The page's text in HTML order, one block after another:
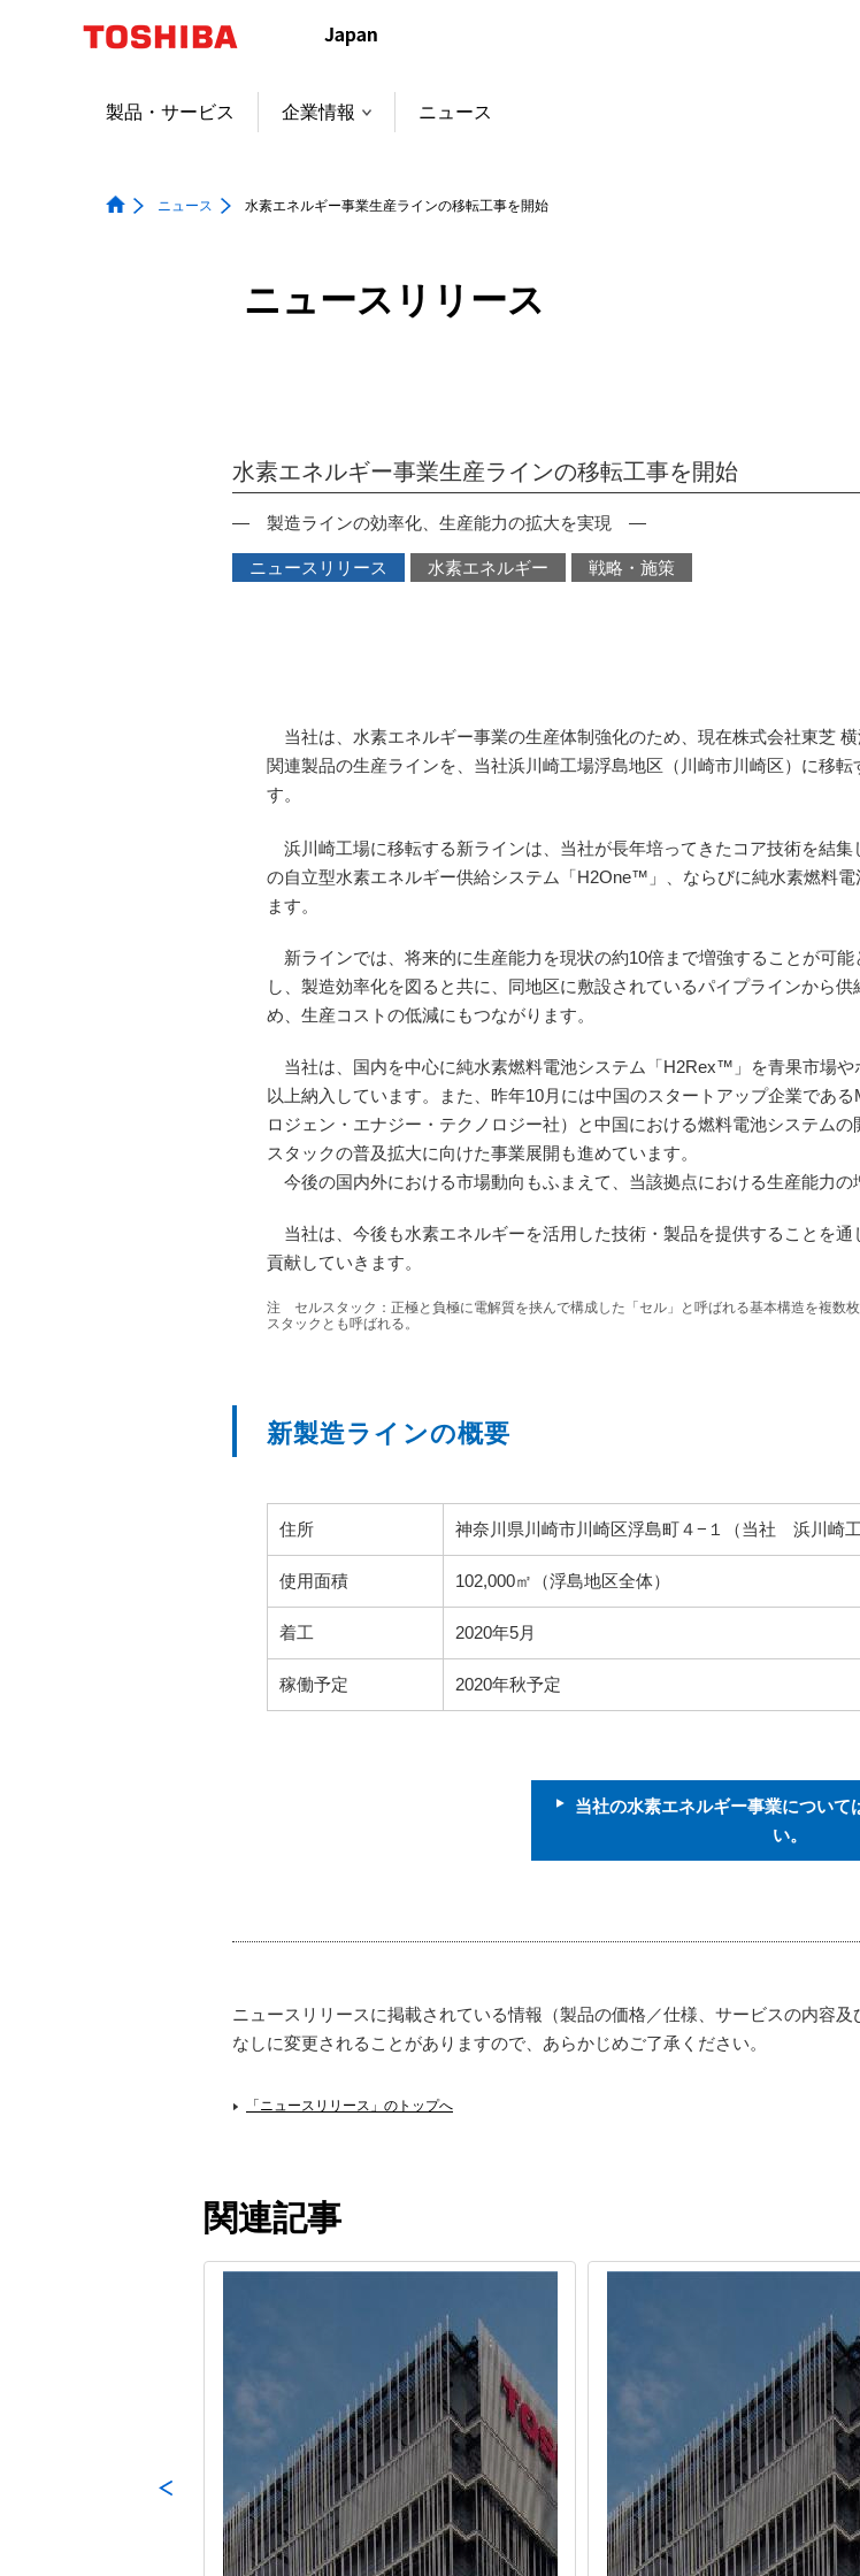
ャ
製品・サービス 企業情報 ニュース
ニュース 水素エネルギー事業生産ラインの移転工事を開始
ニュースリリース
水素エネルギー事業生産ラインの移転工事を開始
― 製造ラインの効率化、生産能力の拡大を実現 ―
ニュースリリース 水素エネルギー 戦略・施策
当社は、水素エネルギー事業の生産体制強化のため、現在株式会社東芝
関連製品の生産ラインを、当社浜川崎工場浮島地区（川崎市川崎区）に移
す。
浜川崎工場に移転する新ラインは、当社が長年培ってきたコア技術を結集
の自立型水素エネルギー供給システム「H2One™」、ならびに純水素燃料
ます。
新ラインでは、将来的に生産能力を現状の約10倍まで増強することが可
し、製造効率化を図ると共に、同地区に敷設されているパイプラインから
め、生産コストの低減にもつながります。
当社は、国内を中心に純水素燃料電池システム「H2Rex™」を青果市場
以上納入しています。また、昨年10月には中国のスタートアップ企業であ
ロジェン・エナジー・テクノロジー社）と中国における燃料電池システム
スタックの普及拡大に向けた事業展開も進めています。
今後の国内外における市場動向もふまえて、当該拠点における生産能力の
当社は、今後も水素エネルギーを活用した技術・製品を提供することを
貢献していきます。
注 セルスタック：正極と負極に電解質を挟んで構成した「セル」と呼ばれる基本構造を複数
スタックとも呼ばれる。
新製造ラインの概要
住所 神奈川県川崎市川崎区浮島町４−１（当社 浜川崎工
使用面積 102,000㎡（浮島地区全体）
着工 2020年5月
稼働予定 2020年秋予定
当社の水素エネルギー事業について
い。
ニュースリリースに掲載されている情報（製品の価格／仕様、サービスの内容
なしに変更されることがありますので、あらかじめご了承ください。
「ニュースリリース」のトップへ
関連記事